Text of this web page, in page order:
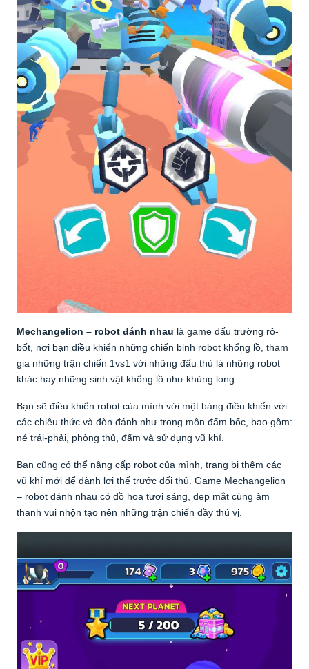
Mechangelion – robot đánh nhau là game đấu trường rô-
bốt, nơi bạn điều khiển những chiến binh robot khổng lồ, tham
gia những trận chiến 1vs1 với những đấu thủ là những robot
khác hay những sinh vật khổng lồ như khủng long.
Bạn sẽ điều khiển robot của mình với một bảng điều khiển với
các chiêu thức và đòn đánh như trong môn đấm bốc, bao gồm:
né trái-phải, phòng thủ, đấm và sử dụng vũ khí.
Bạn cũng có thể nâng cấp robot của mình, trang bị thêm các
vũ khí mới để dành lợi thế trước đối thủ. Game Mechangelion
– robot đánh nhau có đồ họa tươi sáng, đẹp mắt cùng âm
thanh vui nhộn tạo nên những trận chiến đầy thú vị.